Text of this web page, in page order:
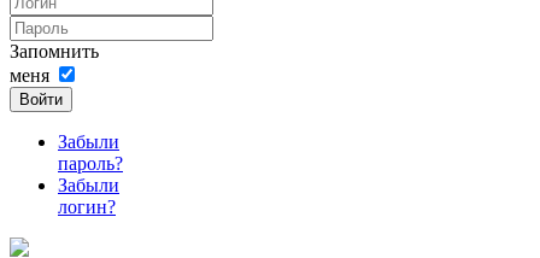
Запомнить
меня
Войти
Забыли
пароль?
Забыли
логин?